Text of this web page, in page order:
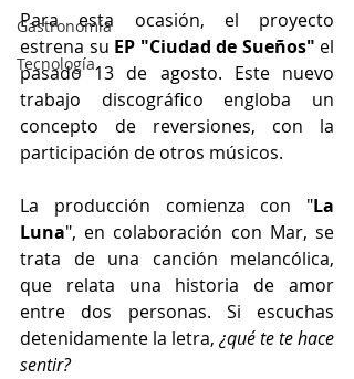
Gastronomía
Tecnología
Para esta ocasión, el proyecto
estrena su EP "Ciudad de Sueños" el
pasado 13 de agosto. Este nuevo
trabajo discográfico engloba un
concepto de reversiones, con la
participación de otros músicos.
La producción comienza con "La
Luna", en colaboración con Mar, se
trata de una canción melancólica,
que relata una historia de amor
entre dos personas. Si escuchas
detenidamente la letra, ¿qué te te hace
sentir?